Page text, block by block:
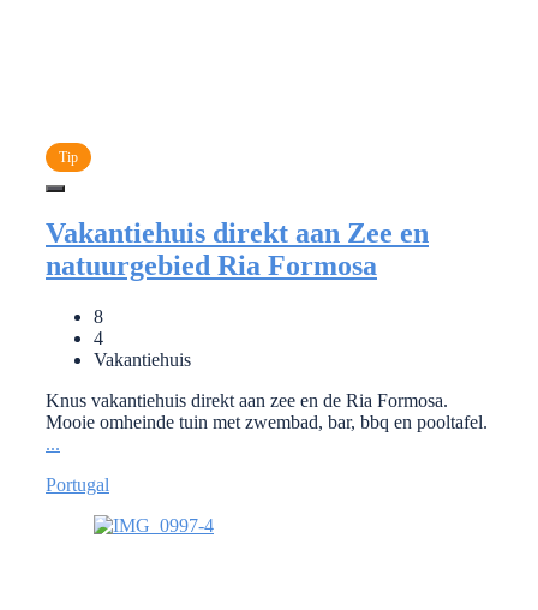
Tip
Vakantiehuis direkt aan Zee en
natuurgebied Ria Formosa
8
4
Vakantiehuis
Knus vakantiehuis direkt aan zee en de Ria Formosa.
Mooie omheinde tuin met zwembad, bar, bbq en pooltafel.
...
Portugal